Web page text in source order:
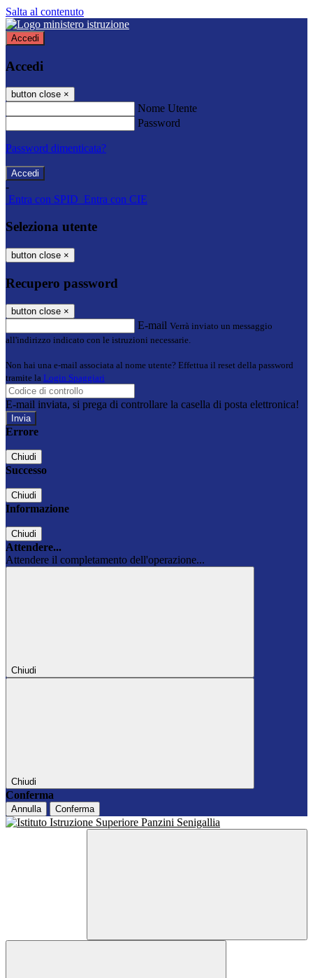
Salta al contenuto
Accedi
Accedi
button close ×
Nome Utente
Password
Password dimenticata?
-
Entra con SPID Entra con CIE
Seleziona utente
button close ×
Recupero password
button close ×
E-mail Verrà inviato un messaggio
all'indirizzo indicato con le istruzioni necessarie.
Non hai una e-mail associata al nome utente? Effettua il reset della password
tramite la Login Spaggiari
E-mail inviata, si prega di controllare la casella di posta elettronica!
Errore
Chiudi
Successo
Chiudi
Informazione
Chiudi
Attendere...
Attendere il completamento dell'operazione...
Chiudi
Chiudi
Conferma
Annulla Conferma